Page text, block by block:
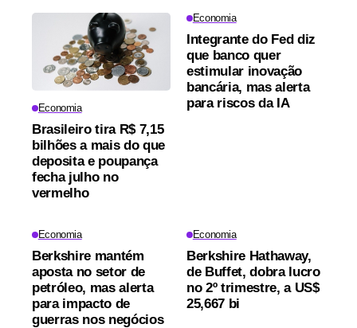
Economia
Brasileiro tira R$ 7,15
bilhões a mais do que
deposita e poupança
fecha julho no
vermelho
Economia
Integrante do Fed diz
que banco quer
estimular inovação
bancária, mas alerta
para riscos da IA
Economia
Berkshire mantém
aposta no setor de
petróleo, mas alerta
para impacto de
guerras nos negócios
Economia
Berkshire Hathaway,
de Buffet, dobra lucro
no 2º trimestre, a US$
25,667 bi